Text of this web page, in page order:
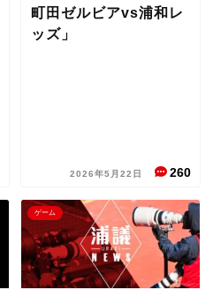
町田ゼルビアvs浦和レ
ッズ」
2026年5月22日 260
ゲーム